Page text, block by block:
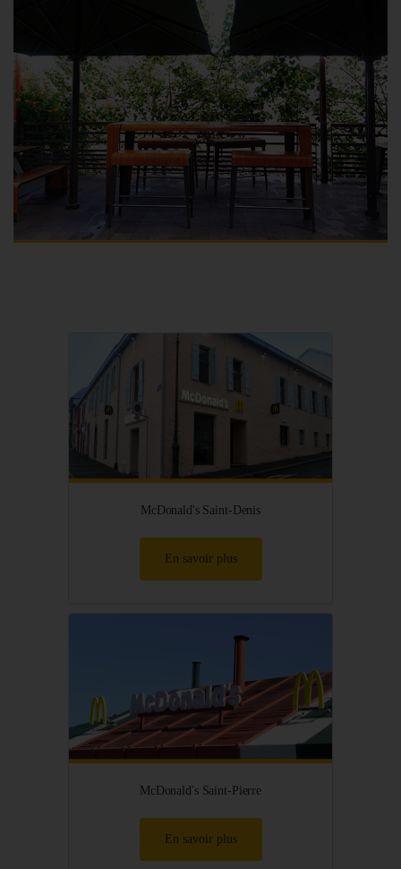
McDonald's Saint-Denis
En savoir plus
McDonald's Saint-Pierre
En savoir plus